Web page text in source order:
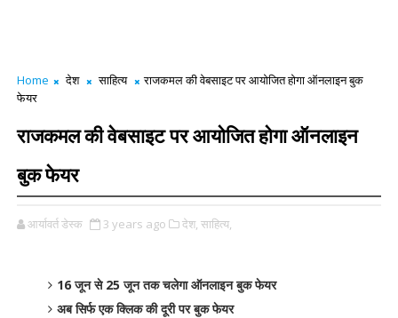
Home देश साहित्य
राजकमल की वेबसाइट पर आयोजित होगा ऑनलाइन बुक
फेयर
राजकमल की वेबसाइट पर आयोजित होगा ऑनलाइन
बुक फेयर
आर्यावर्त डेस्क 3 years ago देश, साहित्य,
16 जून से 25 जून तक चलेगा ऑनलाइन बुक फेयर
अब सिर्फ एक क्लिक की दूरी पर बुक फेयर